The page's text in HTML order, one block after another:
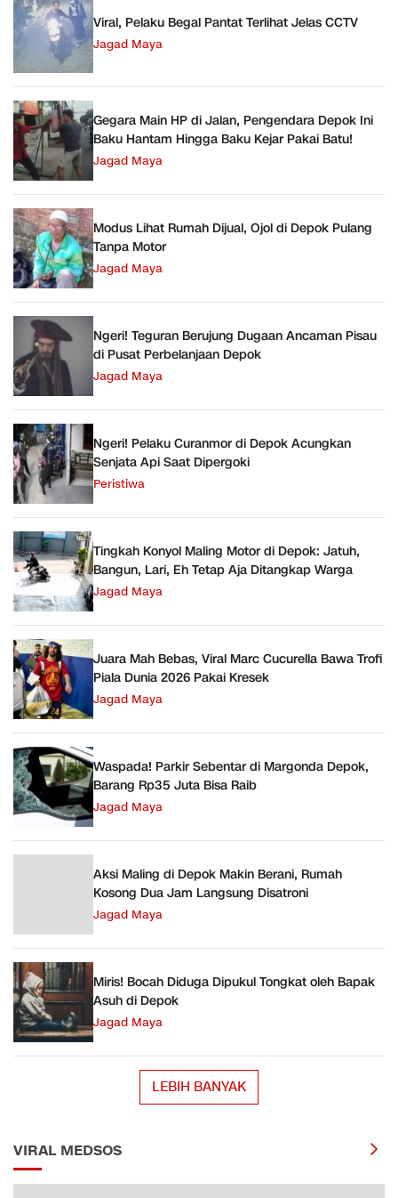
Viral, Pelaku Begal Pantat Terlihat Jelas CCTV
Jagad Maya
Gegara Main HP di Jalan, Pengendara Depok Ini
Baku Hantam Hingga Baku Kejar Pakai Batu!
Jagad Maya
Modus Lihat Rumah Dijual, Ojol di Depok Pulang
Tanpa Motor
Jagad Maya
Ngeri! Teguran Berujung Dugaan Ancaman Pisau
di Pusat Perbelanjaan Depok
Jagad Maya
Ngeri! Pelaku Curanmor di Depok Acungkan
Senjata Api Saat Dipergoki
Peristiwa
Tingkah Konyol Maling Motor di Depok: Jatuh,
Bangun, Lari, Eh Tetap Aja Ditangkap Warga
Jagad Maya
Juara Mah Bebas, Viral Marc Cucurella Bawa Trofi
Piala Dunia 2026 Pakai Kresek
Jagad Maya
Waspada! Parkir Sebentar di Margonda Depok,
Barang Rp35 Juta Bisa Raib
Jagad Maya
Aksi Maling di Depok Makin Berani, Rumah
Kosong Dua Jam Langsung Disatroni
Jagad Maya
Miris! Bocah Diduga Dipukul Tongkat oleh Bapak
Asuh di Depok
Jagad Maya
LEBIH BANYAK
VIRAL MEDSOS